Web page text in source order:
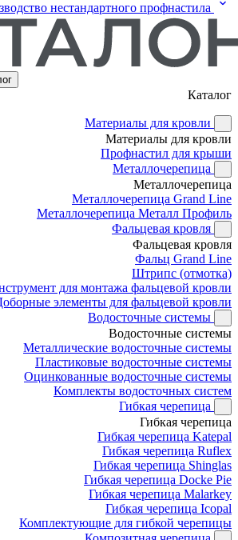
нестандартного профнастила
Каталог
Материалы для кровли
Материалы для кровли
Профнастил для крыши
Металлочерепица
Металлочерепица
Металлочерепица Grand Line
Металлочерепица Металл Профиль
Фальцевая кровля
Фальцевая кровля
Фальц Grand Line
Штрипс (отмотка)
для монтажа фальцевой кровли
элементы для фальцевой кровли
Водосточные системы
Водосточные системы
Металлические водосточные системы
Пластиковые водосточные системы
Оцинкованные водосточные системы
Комплекты водосточных систем
Гибкая черепица
Гибкая черепица
Гибкая черепица Katepal
Гибкая черепица Ruflex
Гибкая черепица Shinglas
Гибкая черепица Docke Pie
Гибкая черепица Malarkey
Гибкая черепица Icopal
Комплектующие для гибкой черепицы